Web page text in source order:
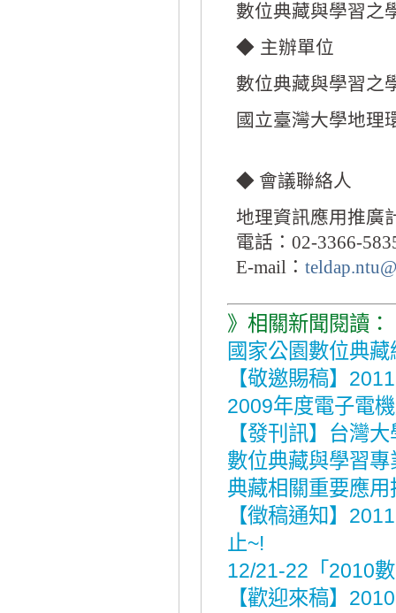
數位典藏與學習之
◆ 主辦單位
數位典藏與學習之
國立臺灣大學地理
◆ 會議聯絡人
地理資訊應用推廣
電話： 02-3366-
E-mail ：
》相關新聞閱讀：
國家公園數位典
【敬邀賜稿】
2009年度電子電
【發刊訊】台灣
數位典藏與學習
典藏相關重要應
【徵稿通知】
止~!
12/21-22「2010
【歡迎來稿】